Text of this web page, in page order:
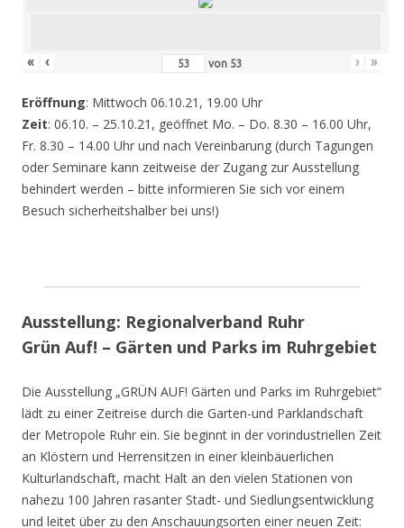
« ‹ von 53 › »
Eröffnung: Mittwoch 06.10.21, 19.00 Uhr
Zeit: 06.10. – 25.10.21, geöffnet Mo. – Do. 8.30 – 16.00 Uhr,
Fr. 8.30 – 14.00 Uhr und nach Vereinbarung (durch Tagungen
oder Seminare kann zeitweise der Zugang zur Ausstellung
behindert werden – bitte informieren Sie sich vor einem
Besuch sicherheitshalber bei uns!)
Ausstellung: Regionalverband Ruhr
Grün Auf! – Gärten und Parks im Ruhrgebiet
Die Ausstellung „GRÜN AUF! Gärten und Parks im Ruhrgebiet“
lädt zu einer Zeitreise durch die Garten-und Parklandschaft
der Metropole Ruhr ein. Sie beginnt in der vorindustriellen Zeit
an Klöstern und Herrensitzen in einer kleinbäuerlichen
Kulturlandschaft, macht Halt an den vielen Stationen von
nahezu 100 Jahren rasanter Stadt- und Siedlungsentwicklung
und leitet über zu den Anschauungsorten einer neuen Zeit: